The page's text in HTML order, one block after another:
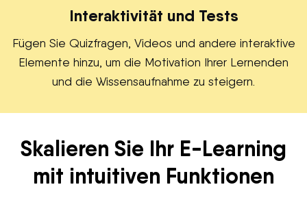
Interaktivität und Tests
Fügen Sie Quizfragen, Videos und andere interaktive
Elemente hinzu, um die Motivation Ihrer Lernenden
und die Wissensaufnahme zu steigern.
Skalieren Sie Ihr E-Learning
mit intuitiven Funktionen